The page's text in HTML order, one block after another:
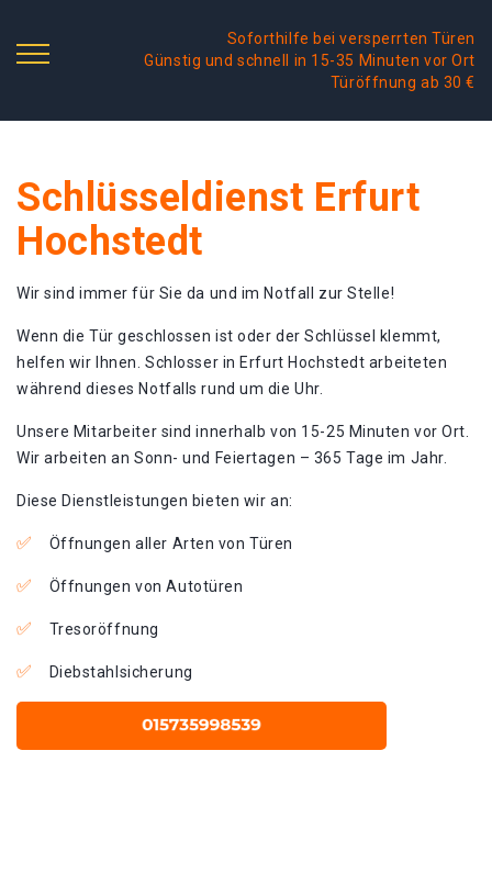
Soforthilfe bei versperrten Türen
Günstig und schnell in 15-35 Minuten vor Ort
Türöffnung ab 30 €
Schlüsseldienst Erfurt
Hochstedt
Wir sind immer für Sie da und im Notfall zur Stelle!
Wenn die Tür geschlossen ist oder der Schlüssel klemmt,
helfen wir Ihnen. Schlosser in Erfurt Hochstedt arbeiteten
während dieses Notfalls rund um die Uhr.
Unsere Mitarbeiter sind innerhalb von 15-25 Minuten vor Ort.
Wir arbeiten an Sonn- und Feiertagen – 365 Tage im Jahr.
Diese Dienstleistungen bieten wir an:
Öffnungen aller Arten von Türen
Öffnungen von Autotüren
Tresoröffnung
Diebstahlsicherung